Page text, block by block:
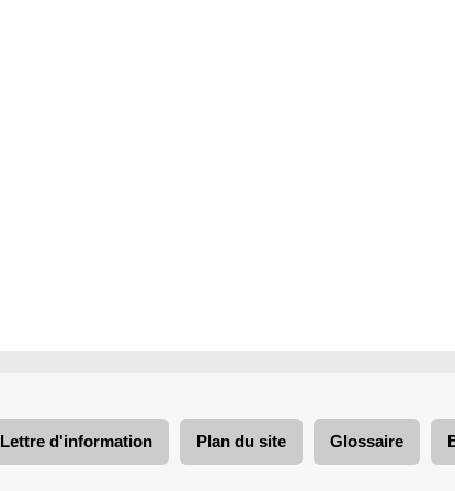
Lettre d'information Plan du site Glossaire